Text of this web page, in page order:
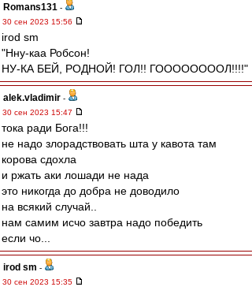
Romans131 -
30 сен 2023 15:56
irod sm
"Нну-каа Робсон!
НУ-КА БЕЙ, РОДНОЙ! ГОЛ!! ГООООООООЛ!!!!"
alek.vladimir -
30 сен 2023 15:47
тока ради Бога!!!
не надо злорадствовать шта у кавота там
корова сдохла
и ржать аки лошади не нада
это никогда до добра не доводило
на всякий случай..
нам самим исчо завтра надо победить
если чо...
irod sm -
30 сен 2023 15:35